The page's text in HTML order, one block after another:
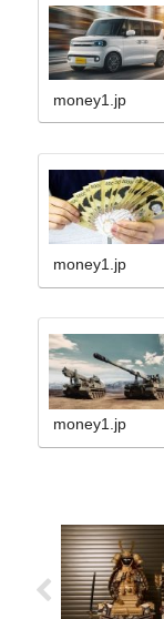
money1.jp
money1.jp
money1.jp